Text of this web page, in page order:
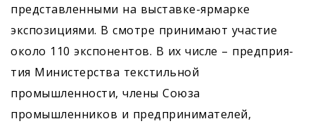
представленными на выставке-ярмарке
экспозициями. В смотре принимают участие
около 110 экспонентов. В их числе – предприя­
тия Министерства текстильной
промышленности, члены Союза
промышленников и предпринимателей,